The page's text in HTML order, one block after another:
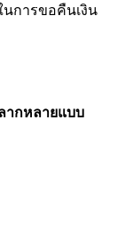
การขอคืนเงิน
ากหลายแบบ